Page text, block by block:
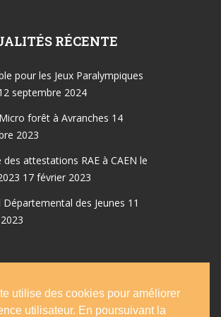
RÉCENTE
pour les Jeux Paralympiques
septembre 2024
forêt à Avranches 14
2023
des attestations RAE à CAEN le
17 février 2023
Départemental des Jeunes 11
Emplois
utilise des cookies pour améliorer
utilisateur. En poursuivant la